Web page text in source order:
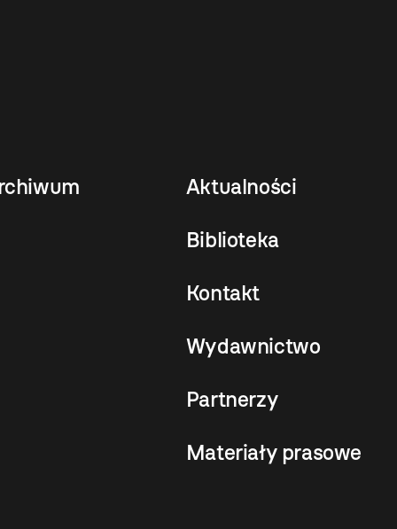
Aktualności
Biblioteka
Kontakt
Wydawnictwo
Partnerzy
Materiały prasowe